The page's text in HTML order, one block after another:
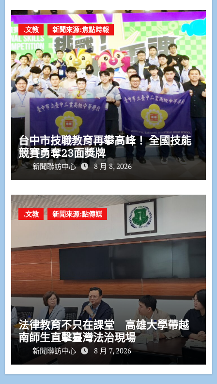
.文教 新聞來源:焦點時報
台中市技職教育再攀高峰！ 全國技能
競賽勇奪23面獎牌
新聞聯訪中心 8 月 8, 2026
.文教 新聞來源:點傳媒
法律教育不只在課堂 高雄大學帶越
南師生直擊臺灣法治現場
新聞聯訪中心 8 月 7, 2026